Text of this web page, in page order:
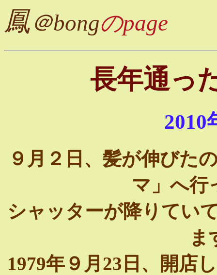
鳳＠bongのpage
長年通っ
2010
９月２日、髪が伸びた
マ」へ行
シャッターが降りてい
ま
1979年９月23日、開店